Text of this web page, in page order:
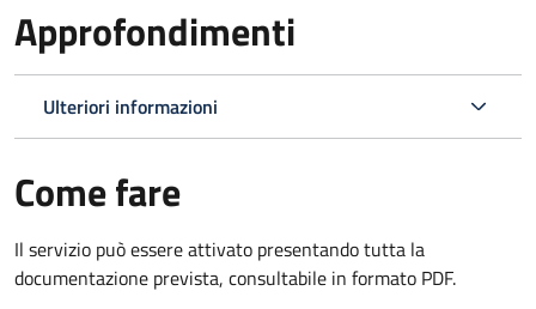
Approfondimenti
Ulteriori informazioni
Come fare
Il servizio può essere attivato presentando tutta la
documentazione prevista, consultabile in formato PDF.